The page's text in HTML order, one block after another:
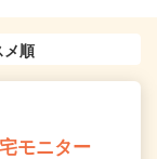
モニター